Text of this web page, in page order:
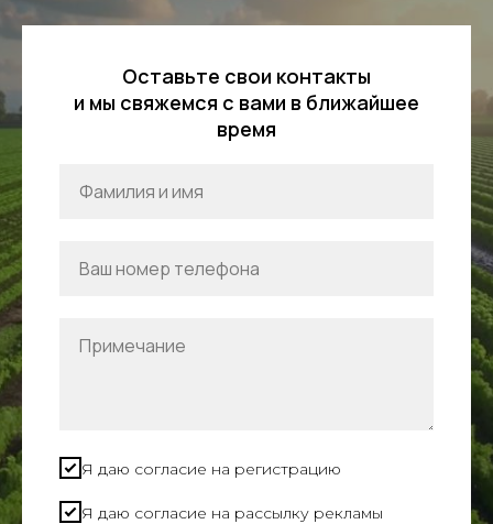
Оставьте свои контакты
и мы свяжемся с вами в ближайшее
время
Я даю согласие на регистрацию
Я даю согласие на рассылку рекламы